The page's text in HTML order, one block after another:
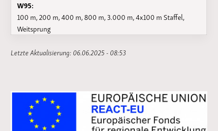
W95:
100 m, 200 m, 400 m, 800 m, 3.000 m, 4x100 m Staffel,
Weitsprung
Letzte Aktualisierung: 06.06.2025 - 08:53